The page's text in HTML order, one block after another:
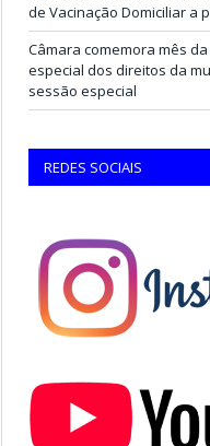
de Vacinação Domiciliar a
Câmara comemora mês
especial dos direitos da
sessão especial
REDES SOCIAIS